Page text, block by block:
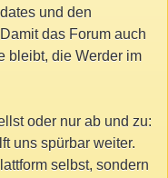
und den
das Forum auch
bleibt, die Werder im
oder nur ab und zu:
uns spürbar weiter.
selbst, sondern